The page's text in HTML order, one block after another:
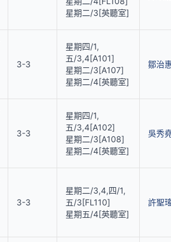
星期二/3[英聽室]
3-3
星期四/1,
五/3,4[A101]
星期二/3[A107]
星期二/4[英聽室]
鄒治
3-3
星期四/1,
五/3,4[A102]
星期二/3[A108]
星期二/4[英聽室]
吳秀
3-3
星期二/3,4,四/1,
五/3[FL110]
星期五/4[英聽室]
許聖